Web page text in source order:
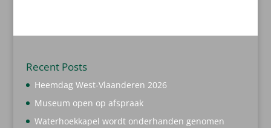
Recent Posts
Heemdag West-Vlaanderen 2026
Museum open op afspraak
Waterhoekkapel wordt onderhanden genomen